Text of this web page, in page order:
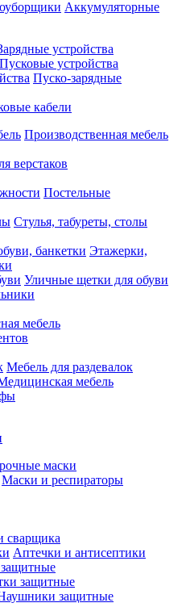
Аккумуляторные
устройства
Пусковые устройства
Пуско-зарядные
кабели
Производственная мебель
верстаков
Постельные
Стулья, табуреты, столы
Этажерки,
Уличные щетки для обуви
мебель
Мебель для раздевалок
мебель
маски
Маски и респираторы
сварщика
Аптечки и антисептики
защитные
защитные